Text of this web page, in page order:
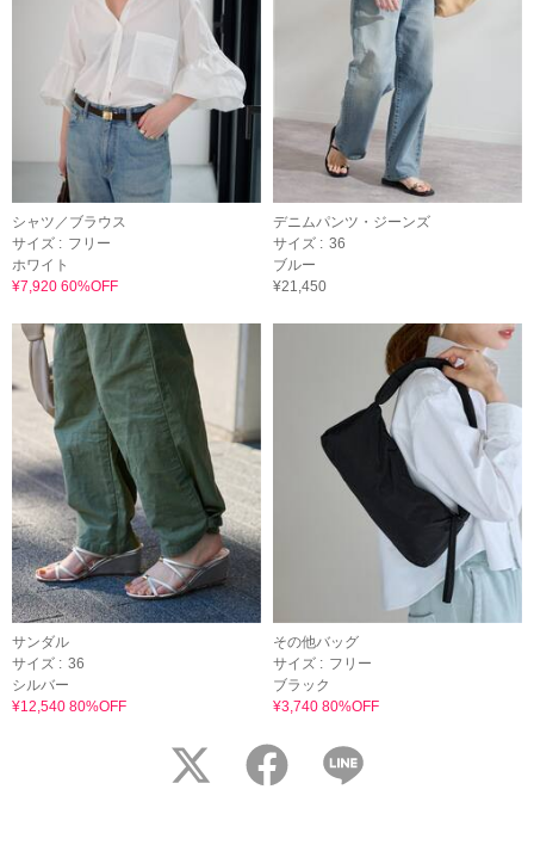
シャツ／ブラウス
サイズ : フリー
ホワイト
¥7,920 60%OFF
デニムパンツ・ジーンズ
サイズ : 36
ブルー
¥21,450
サンダル
サイズ : 36
シルバー
¥12,540 80%OFF
その他バッグ
サイズ : フリー
ブラック
¥3,740 80%OFF
twitter facebook